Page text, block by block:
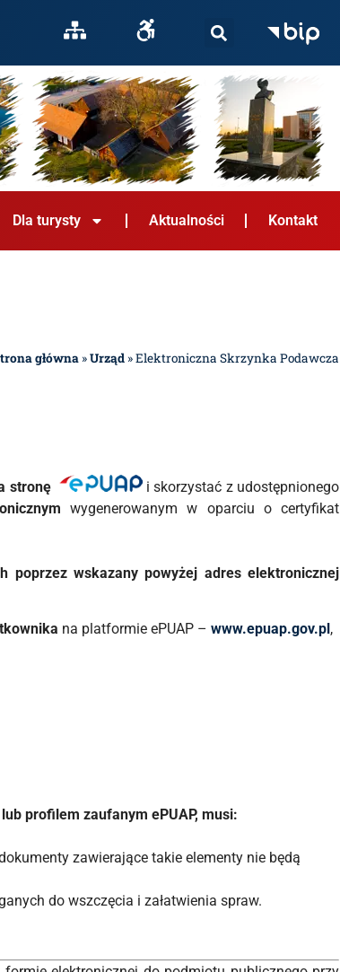
Dla turysty Aktualności Kontakt
główna »Urząd »Elektroniczna Skrzynka Podawcza
stronę
i skorzystać z udostępnionego
wygenerowanym w oparciu o certyfikat
poprzez wskazany powyżej adres elektronicznej
na platformie ePUAP – www.epuap.gov.pl ,
profilem zaufanym ePUAP, musi:
zawierające takie elementy nie będą
do wszczęcia i załatwienia spraw.